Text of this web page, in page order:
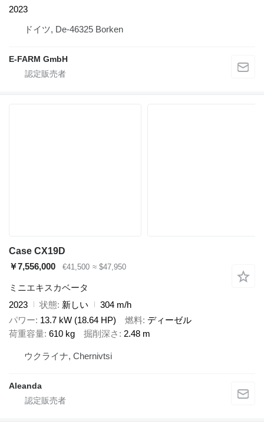
2023
ドイツ, De-46325 Borken
E-FARM GmbH
Case CX19D
￥7,556,000
€41,500 ≈ $47,950
ミニエキスカベータ
2023
状態 新しい
304 m/h
パワー 13.7 kW (18.64 HP) 燃料 ディーゼル
荷重容量 610 kg 掘削深さ 2.48 m
ウクライナ, Chernivtsi
Aleanda